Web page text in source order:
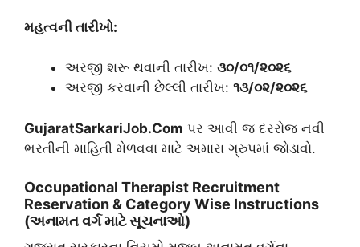
મહત્વની તારીખો:
​અરજી શરૂ થવાની તારીખ: ૩૦/૦૧/૨૦૨૬
​અરજી કરવાની છેલ્લી તારીખ: ૧૩/૦૨/૨૦૨૬
GujaratSarkariJob.Com પર આવી જ દરરોજ નવી
ભરતીની માહિતી મેળવવા માટે અમારા ગ્રુપમાં જોડાવો.
Occupational Therapist Recruitment
Reservation & Category Wise Instructions
(અનામત વર્ગ માટે સૂચનાઓ)